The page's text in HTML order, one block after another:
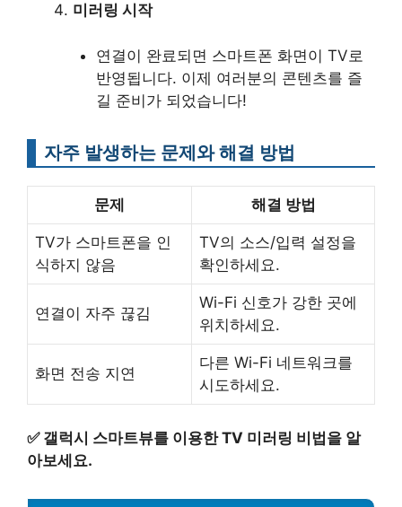
미러링 시작
연결이 완료되면 스마트폰 화면이 TV로
반영됩니다. 이제 여러분의 콘텐츠를 즐
길 준비가 되었습니다!
자주 발생하는 문제와 해결 방법
문제 해결 방법
TV가 스마트폰을 인
식하지 않음
TV의 소스/입력 설정을
확인하세요.
연결이 자주 끊김
Wi-Fi 신호가 강한 곳에
위치하세요.
화면 전송 지연
다른 Wi-Fi 네트워크를
시도하세요.
✅ 갤럭시 스마트뷰를 이용한 TV 미러링 비법을 알
아보세요.